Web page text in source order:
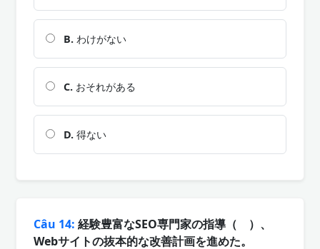
B. わけがない
C. おそれがある
D. 得ない
Câu 14: 経験豊富なSEO専門家の指導（ ）、
Webサイトの抜本的な改善計画を進めた。